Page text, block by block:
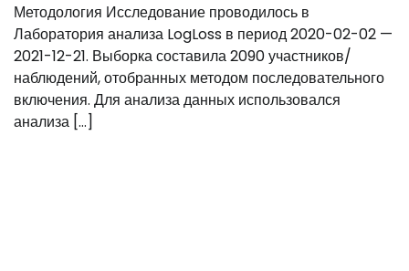
Методология Исследование проводилось в
Лаборатория анализа LogLoss в период 2020-02-02 —
2021-12-21. Выборка составила 2090 участников/
наблюдений, отобранных методом последовательного
включения. Для анализа данных использовался
анализа […]